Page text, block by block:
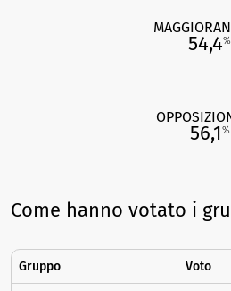
54,4%
56,1%
Come hanno votato i
Gruppo Voto